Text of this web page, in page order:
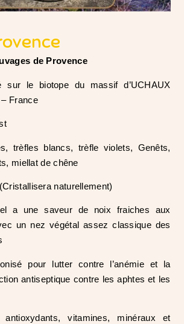
de Provence
sur le biotope du massif d’UCHAUX
France
trèfles blancs, trèfle violets, Genêts,
miellat de chêne
naturellement)
a une saveur de noix fraiches aux
un nez végétal assez classique des
pour lutter contre l’anémie et la
antiseptique contre les aphtes et les
vitamines, minéraux et